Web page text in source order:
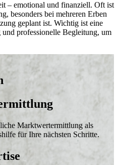
– emotional und finanziell. Oft ist
besonders bei mehreren Erben
geplant ist. Wichtig ist eine
professionelle Begleitung, um
Marktwertermittlung als
für Ihre nächsten Schritte.